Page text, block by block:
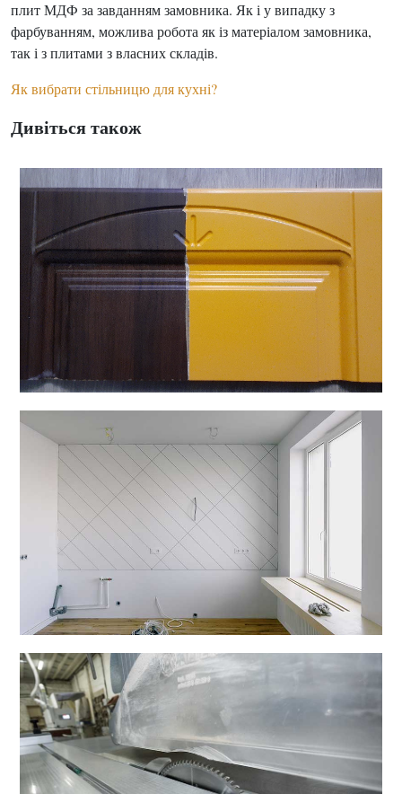
плит МДФ за завданням замовника. Як і у випадку з
фарбуванням, можлива робота як із матеріалом замовника,
так і з плитами з власних складів.
Як вибрати стільницю для кухні?
Дивіться також